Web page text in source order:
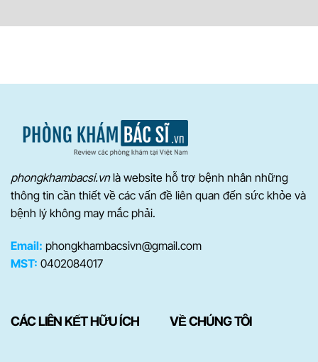
phongkhambacsi.vnlà website hỗ trợ bệnh nhân những
thông tin cần thiết về các vấn đề liên quan đến sức khỏe và
bệnh lý không may mắc phải.
Email: phongkhambacsivn@gmail.com
MST: 0402084017
CÁC LIÊN KẾT HỮU ÍCH VỀ CHÚNG TÔI